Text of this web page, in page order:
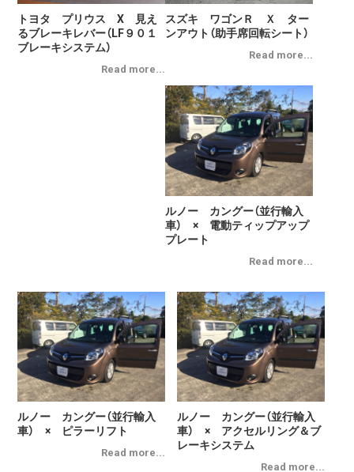
トヨタ プリウス X 見え
るブレーキレバー（LF９０１
ブレーキシステム）
スズキ ワゴンＲ Ｘ ター
ンアウト（助手席回転シート）
ルノー カングー（並行輸入
車） × 電動ティップアップ
プレート
ルノー カングー（並行輸入
車） × ピラーリフト
ルノー カングー（並行輸入
車） × アクセルリング＆ブ
レーキシステム